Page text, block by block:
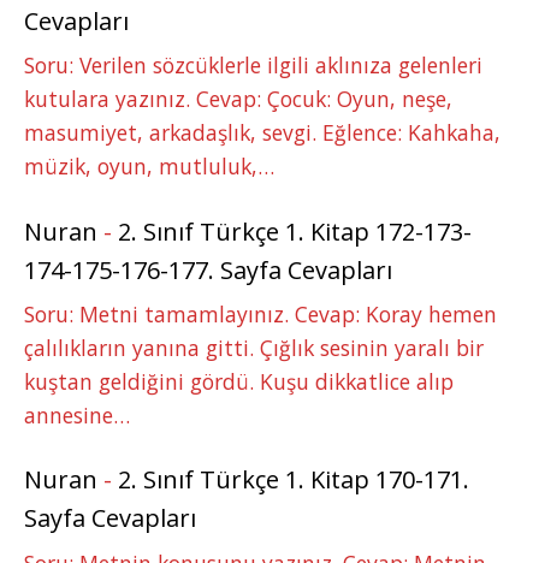
Cevapları
Soru: Verilen sözcüklerle ilgili aklınıza gelenleri
kutulara yazınız. Cevap: Çocuk: Oyun, neşe,
masumiyet, arkadaşlık, sevgi. Eğlence: Kahkaha,
müzik, oyun, mutluluk,…
Nuran - 2. Sınıf Türkçe 1. Kitap 172-173-
174-175-176-177. Sayfa Cevapları
Soru: Metni tamamlayınız. Cevap: Koray hemen
çalılıkların yanına gitti. Çığlık sesinin yaralı bir
kuştan geldiğini gördü. Kuşu dikkatlice alıp
annesine…
Nuran - 2. Sınıf Türkçe 1. Kitap 170-171.
Sayfa Cevapları